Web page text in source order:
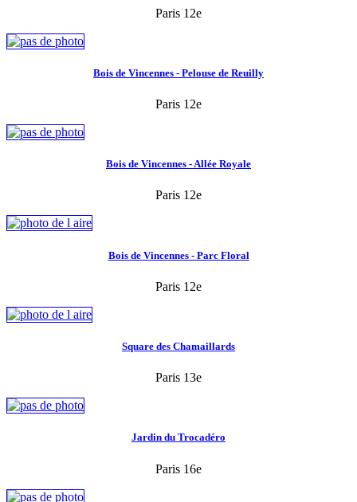
Paris 12e
Bois de Vincennes - Pelouse de Reuilly
Paris 12e
Bois de Vincennes - Allée Royale
Paris 12e
Bois de Vincennes - Parc Floral
Paris 12e
Square des Chamaillards
Paris 13e
Jardin du Trocadéro
Paris 16e